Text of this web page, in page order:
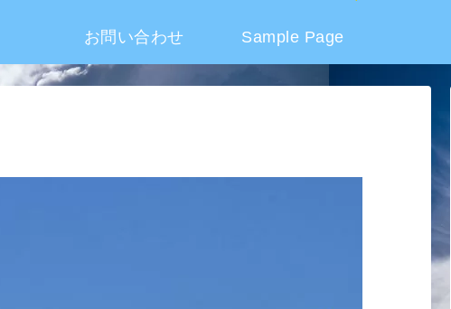
お問い合わせ Sample Page